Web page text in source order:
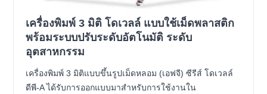
เครื่องพิมพ์ 3 มิติ โดเวลล์ แบบใช้เม็ดพลาสติก
พร้อมระบบปรับระดับอัตโนมัติ ระดับ
อุตสาหกรรม
เครื่องพิมพ์ 3 มิติแบบขึ้นรูปเม็ดหลอม (เอฟจี) ซีรีส์ โดเวลล์
ดีพี-A ได้รับการออกแบบมาสำหรับการใช้งานใน